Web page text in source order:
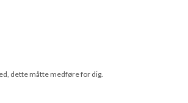
dette måtte medføre for dig.